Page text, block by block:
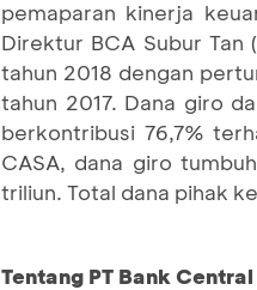
pemaparan kinerja
Direktur BCA Subur
tahun 2018 dengan
tahun 2017. Dana giro
berkontribusi 76,7%
CASA, dana giro
triliun. Total dana pihak
Tentang PT Bank